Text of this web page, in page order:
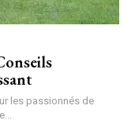
les passionnés de